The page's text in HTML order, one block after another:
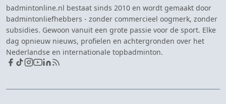
badmintonline.nl bestaat sinds 2010 en wordt gemaakt door
badmintonliefhebbers - zonder commercieel oogmerk, zonder
subsidies. Gewoon vanuit een grote passie voor de sport. Elke
dag opnieuw nieuws, profielen en achtergronden over het
Nederlandse en internationale topbadminton.